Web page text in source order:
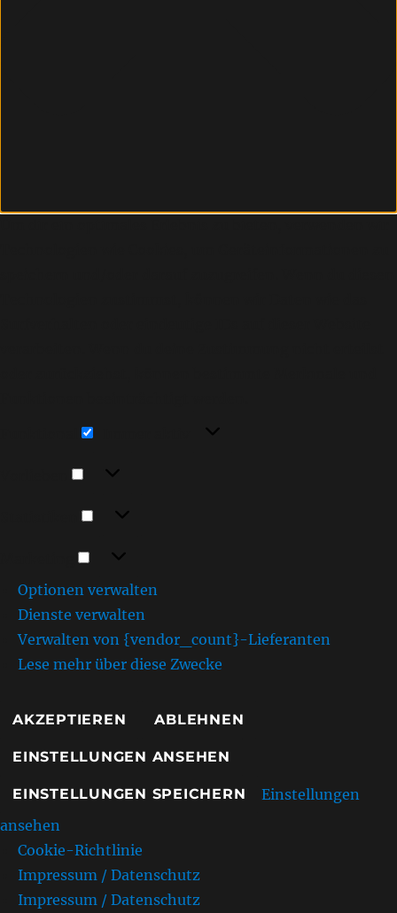
Optionen verwalten
Dienste verwalten
Verwalten von {vendor_count}-Lieferanten
Lese mehr über diese Zwecke
AKZEPTIEREN ABLEHNEN
EINSTELLUNGEN ANSEHEN
EINSTELLUNGEN SPEICHERN
Einstellungen
ansehen
Cookie-Richtlinie
Impressum / Datenschutz
Impressum / Datenschutz